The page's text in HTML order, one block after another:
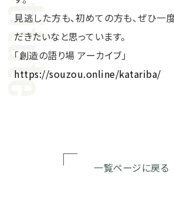
見逃した方も、初めての方も、ぜひ一
だきたいなと思っています。
「創造の語り場 アーカイブ」
https://souzou.online/katariba/
一覧ページに戻る